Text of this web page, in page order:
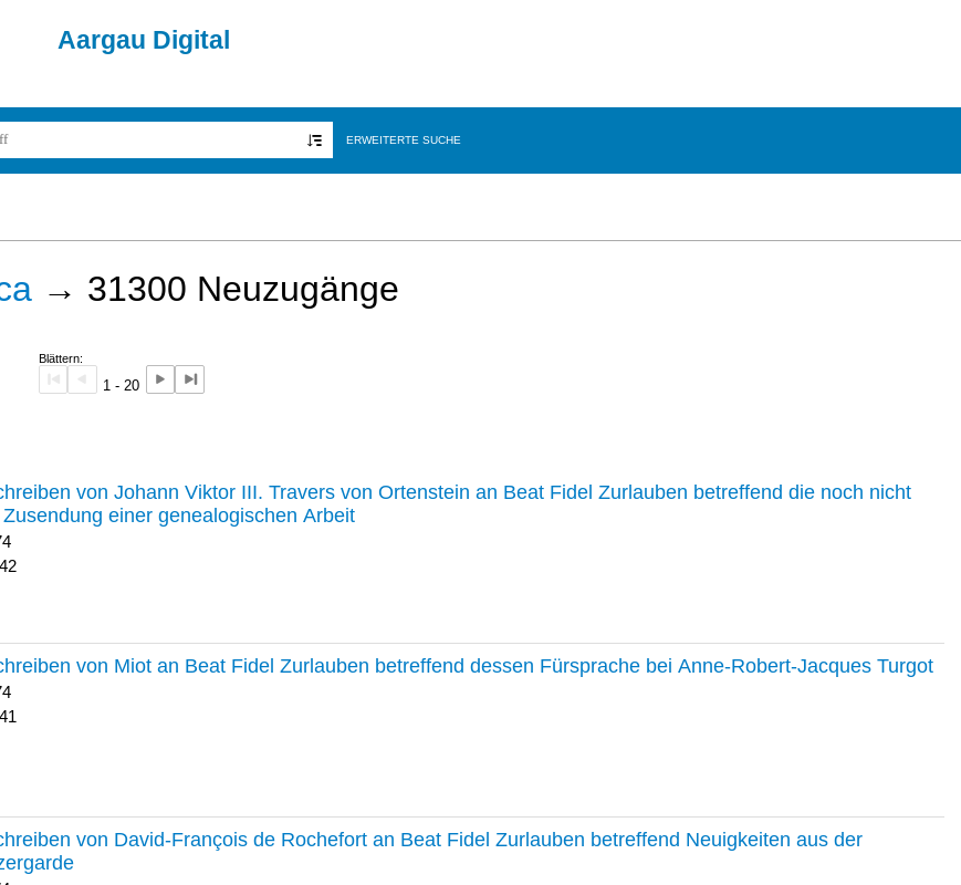
Aargau Digital
ERWEITERTE SUCHE
→ 31300 Neuzugänge
Blättern:
1 - 20
von Johann Viktor III. Travers von Ortenstein an Beat Fidel Zurlauben betreffend die noch nicht
einer genealogischen Arbeit
von Miot an Beat Fidel Zurlauben betreffend dessen Fürsprache bei Anne-Robert-Jacques Turgot
von David-François de Rochefort an Beat Fidel Zurlauben betreffend Neuigkeiten aus der